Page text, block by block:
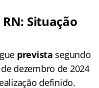
Situação
prevista segundo
dezembro de 2024
definido.